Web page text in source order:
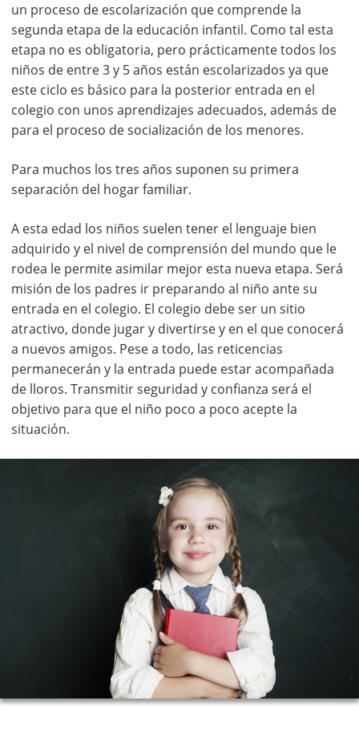
un proceso de escolarización que comprende la
segunda etapa de la educación infantil. Como tal esta
etapa no es obligatoria, pero prácticamente todos los
niños de entre 3 y 5 años están escolarizados ya que
este ciclo es básico para la posterior entrada en el
colegio con unos aprendizajes adecuados, además de
para el proceso de socialización de los menores.
Para muchos los tres años suponen su primera
separación del hogar familiar.
A esta edad los niños suelen tener el lenguaje bien
adquirido y el nivel de comprensión del mundo que le
rodea le permite asimilar mejor esta nueva etapa. Será
misión de los padres ir preparando al niño ante su
entrada en el colegio. El colegio debe ser un sitio
atractivo, donde jugar y divertirse y en el que conocerá
a nuevos amigos. Pese a todo, las reticencias
permanecerán y la entrada puede estar acompañada
de lloros. Transmitir seguridad y confianza será el
objetivo para que el niño poco a poco acepte la
situación.